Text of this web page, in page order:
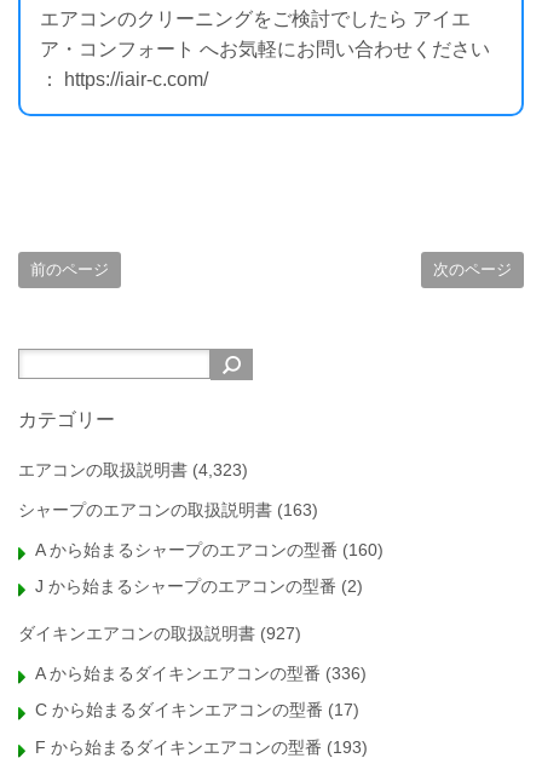
エアコンのクリーニングをご検討でしたら アイエ
ア・コンフォート へお気軽にお問い合わせください
： https://iair-c.com/
前のページ 次のページ
カテゴリー
エアコンの取扱説明書 (4,323)
シャープのエアコンの取扱説明書 (163)
A から始まるシャープのエアコンの型番 (160)
J から始まるシャープのエアコンの型番 (2)
ダイキンエアコンの取扱説明書 (927)
A から始まるダイキンエアコンの型番 (336)
C から始まるダイキンエアコンの型番 (17)
F から始まるダイキンエアコンの型番 (193)